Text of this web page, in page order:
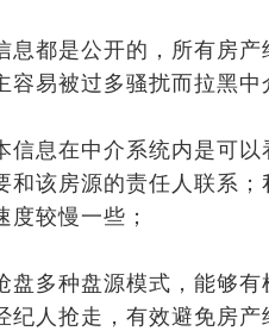
都是公开的，所有房
易被过多骚扰而拉黑中
息在中介系统内是可以
该房源的责任人联系
较慢一些；
盘多种盘源模式，能够
人抢走，有效避免房产